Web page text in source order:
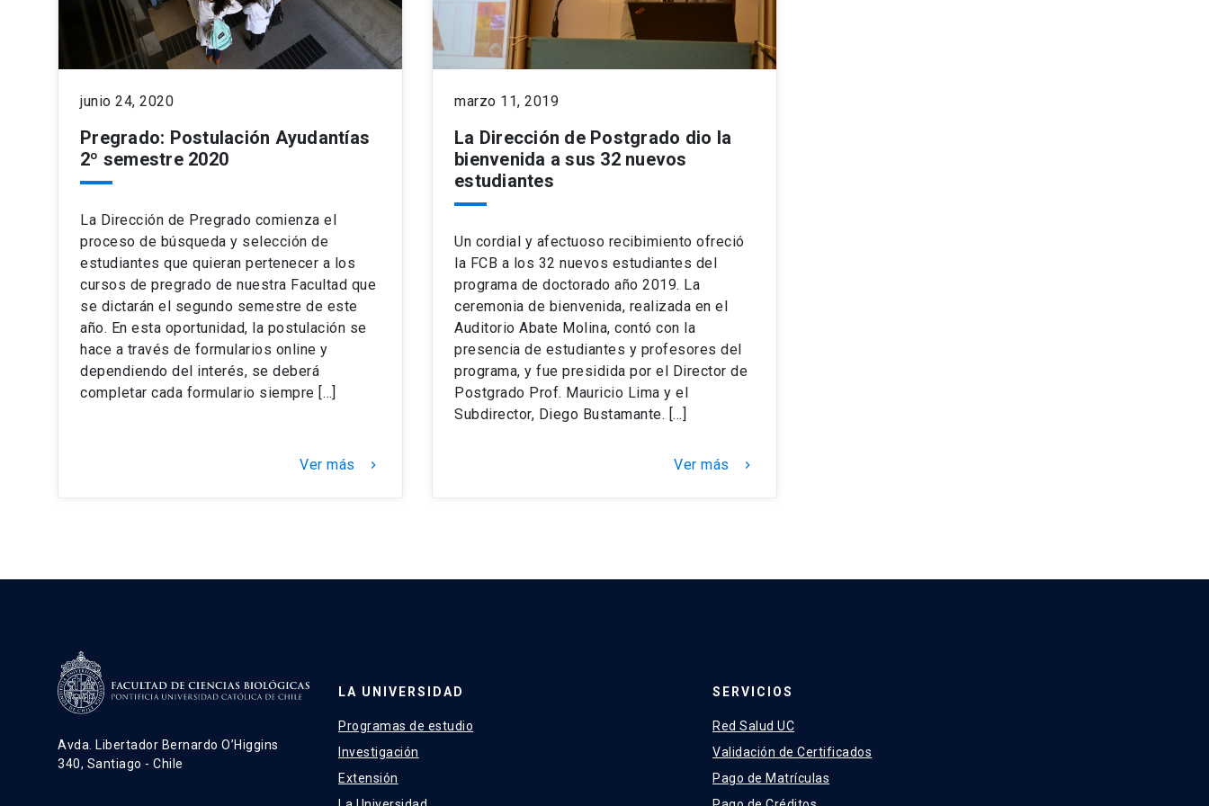
junio 24, 2020
Pregrado: Postulación Ayudantías
2º semestre 2020
La Dirección de Pregrado comienza el
proceso de búsqueda y selección de
estudiantes que quieran pertenecer a los
cursos de pregrado de nuestra Facultad que
se dictarán el segundo semestre de este
año. En esta oportunidad, la postulación se
hace a través de formularios online y
dependiendo del interés, se deberá
completar cada formulario siempre […]
Ver más keyboard_arrow_right
marzo 11, 2019
La Dirección de Postgrado dio la
bienvenida a sus 32 nuevos
estudiantes
Un cordial y afectuoso recibimiento ofreció
la FCB a los 32 nuevos estudiantes del
programa de doctorado año 2019. La
ceremonia de bienvenida, realizada en el
Auditorio Abate Molina, contó con la
presencia de estudiantes y profesores del
programa, y fue presidida por el Director de
Postgrado Prof. Mauricio Lima y el
Subdirector, Diego Bustamante. […]
Ver más keyboard_arrow_right
Avda. Libertador Bernardo O’Higgins
340, Santiago - Chile
LA UNIVERSIDAD
Programas de estudio
Investigación
Extensión
SERVICIOS
Red Salud UC
Validación de Certificados
Pago de Matrículas